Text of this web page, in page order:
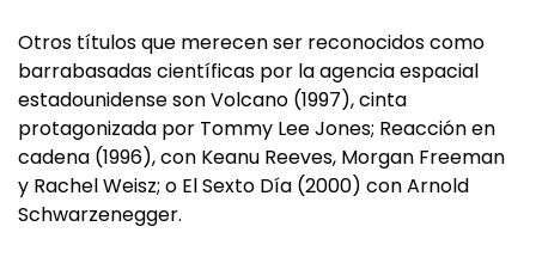
Otros títulos que merecen ser reconocidos como
barrabasadas científicas por la agencia espacial
estadounidense son Volcano (1997), cinta
protagonizada por Tommy Lee Jones; Reacción en
cadena (1996), con Keanu Reeves, Morgan Freeman
y Rachel Weisz; o El Sexto Día (2000) con Arnold
Schwarzenegger.